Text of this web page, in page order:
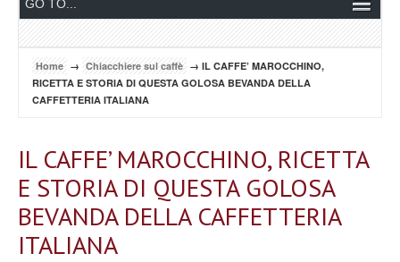
Home → Chiacchiere sul caffè → IL CAFFE’ MAROCCHINO,
RICETTA E STORIA DI QUESTA GOLOSA BEVANDA DELLA
CAFFETTERIA ITALIANA
IL CAFFE’ MAROCCHINO, RICETTA
E STORIA DI QUESTA GOLOSA
BEVANDA DELLA CAFFETTERIA
ITALIANA